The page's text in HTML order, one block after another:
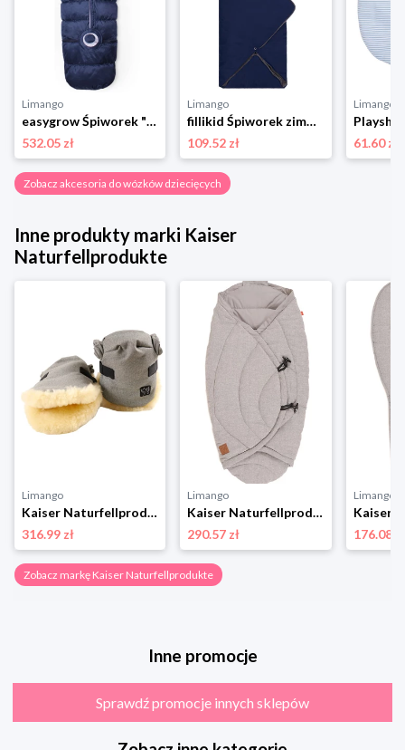
Limango
easygrow Śpiworek "Flex 3 Season" w kolorze granatowym do fotelika - dł. 130 cm rozmiar: onesize
532.05 zł
Limango
fillikid Śpiworek zimowy "Tanaga" w kolorze granatowym - 80 x 35 cm rozmiar: onesize
109.52 zł
Limango
61.60 zł
Zobacz akcesoria do wózków dziecięcych
Inne produkty marki Kaiser
Naturfellprodukte
Limango
Kaiser Naturfellprodukte Ogrzewacz wełniany "Olly" w kolorze szarym do rąk rozmiar: onesize
316.99 zł
Limango
Kaiser Naturfellprodukte Becik "Charly" w kolorze jasnoszarym - 80 x 40 cm rozmiar: onesize
290.57 zł
Limango
176.08 zł
Zobacz markę Kaiser Naturfellprodukte
Inne promocje
Sprawdź promocje innych sklepów